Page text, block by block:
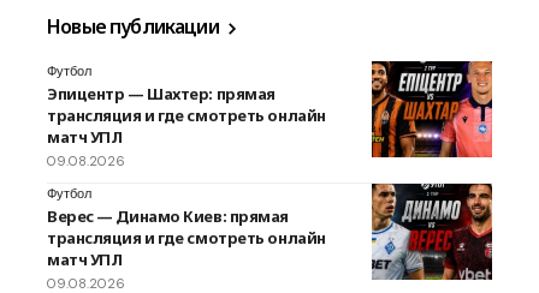
Новые публикации
Футбол
Эпицентр — Шахтер: прямая
трансляция и где смотреть онлайн
матч УПЛ
09.08.2026
Футбол
Верес — Динамо Киев: прямая
трансляция и где смотреть онлайн
матч УПЛ
09.08.2026